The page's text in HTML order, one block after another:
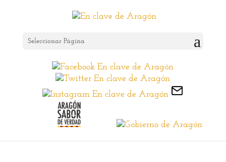
Seleccionar Página